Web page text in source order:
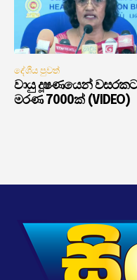
දේශීය පුවත්
වායු දූෂණයෙන් වසරකට
මරණ 7000ක් (VIDEO)